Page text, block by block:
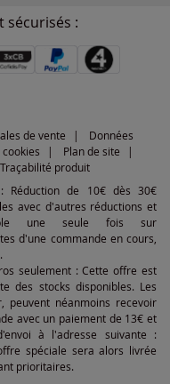
sécurisés :
de vente
Données
Plan de site
Traçabilité produit
Réduction de 10€ dès 30€
avec d'autres réductions et
une seule fois sur
d'une commande en cours,
seulement : Cette offre est
des stocks disponibles. Les
peuvent néanmoins recevoir
avec un paiement de 13€ et
à l'adresse suivante :
spéciale sera alors livrée
prioritaires.